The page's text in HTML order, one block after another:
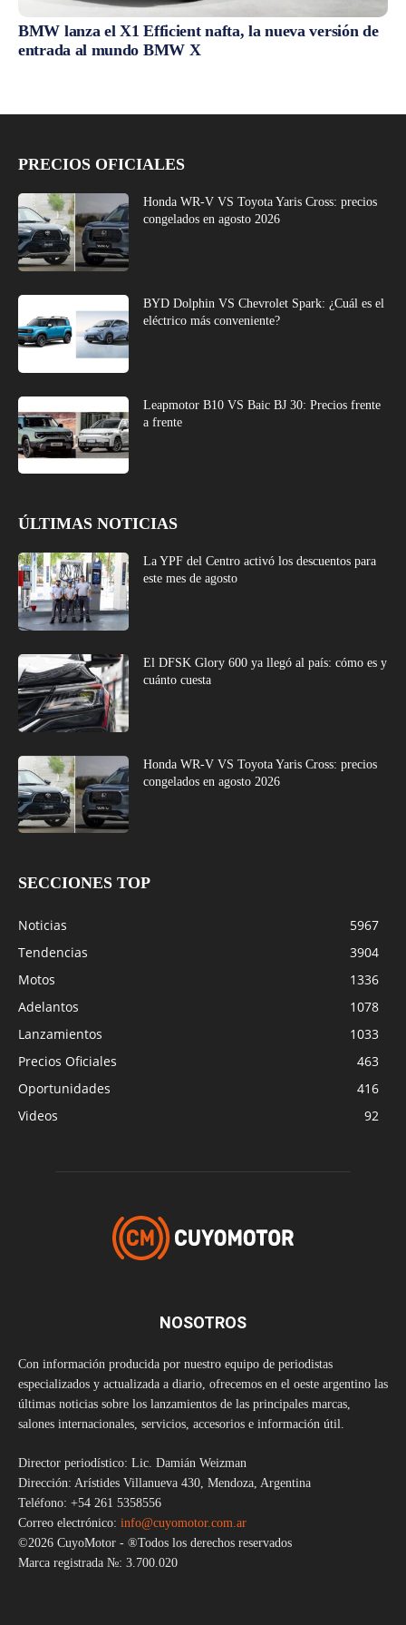
BMW lanza el X1 Efficient nafta, la nueva versión de
entrada al mundo BMW X
PRECIOS OFICIALES
Honda WR-V VS Toyota Yaris Cross: precios
congelados en agosto 2026
BYD Dolphin VS Chevrolet Spark: ¿Cuál es el
eléctrico más conveniente?
Leapmotor B10 VS Baic BJ 30: Precios frente
a frente
ÚLTIMAS NOTICIAS
La YPF del Centro activó los descuentos para
este mes de agosto
El DFSK Glory 600 ya llegó al país: cómo es y
cuánto cuesta
Honda WR-V VS Toyota Yaris Cross: precios
congelados en agosto 2026
SECCIONES TOP
Noticias
5967
Tendencias
3904
Motos
1336
Adelantos
1078
Lanzamientos
1033
Precios Oficiales
463
Oportunidades
416
Videos
92
NOSOTROS
Con información producida por nuestro equipo de periodistas
especializados y actualizada a diario, ofrecemos en el oeste argentino las
últimas noticias sobre los lanzamientos de las principales marcas,
salones internacionales, servicios, accesorios e información útil.
Director periodístico: Lic. Damián Weizman
Dirección: Arístides Villanueva 430, Mendoza, Argentina
Teléfono: +54 261 5358556
Correo electrónico: info@cuyomotor.com.ar
©2026 CuyoMotor - ®Todos los derechos reservados
Marca registrada №: 3.700.020